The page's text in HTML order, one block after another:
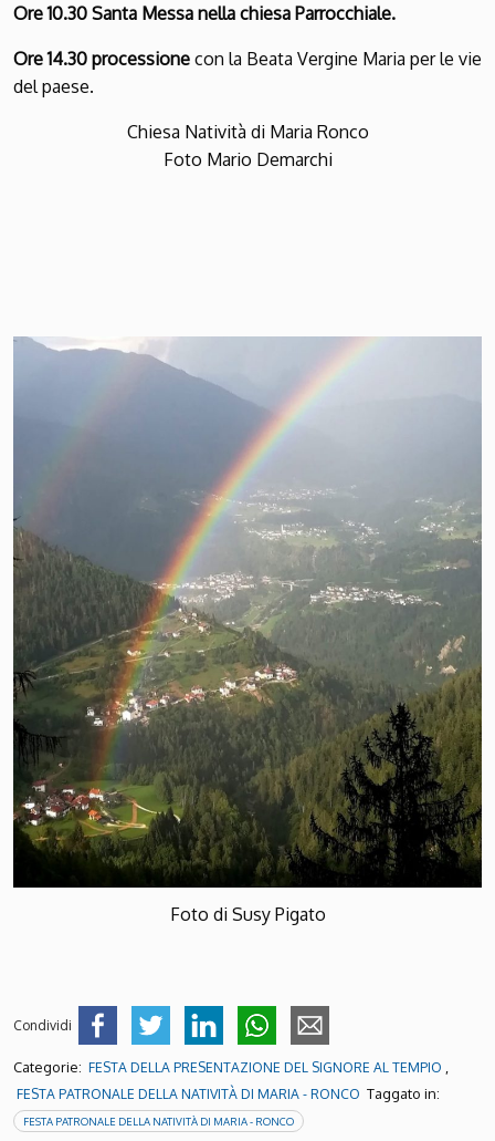
Ore 10.30 Santa Messa nella chiesa Parrocchiale.
Ore 14.30 processione con la Beata Vergine Maria per le vie
del paese.
Chiesa Natività di Maria Ronco
Foto Mario Demarchi
Foto di Susy Pigato
Condividi
Categorie: FESTA DELLA PRESENTAZIONE DEL SIGNORE AL TEMPIO ,
FESTA PATRONALE DELLA NATIVITÀ DI MARIA - RONCO Taggato in:
FESTA PATRONALE DELLA NATIVITÀ DI MARIA - RONCO